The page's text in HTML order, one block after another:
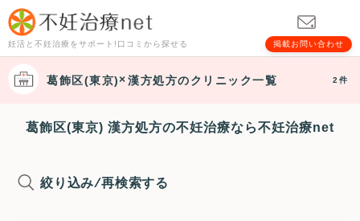
妊活と不妊治療をサポート!口コミから探せる 掲載お問い合わせ
葛飾区(東京) 漢方処方のクリニック一覧 2件
葛飾区(東京) 漢方処方の不妊治療なら不妊治療net
絞り込み/再検索する